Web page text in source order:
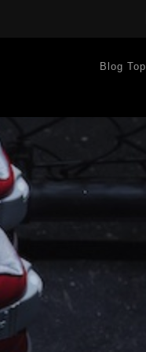
Blog Top